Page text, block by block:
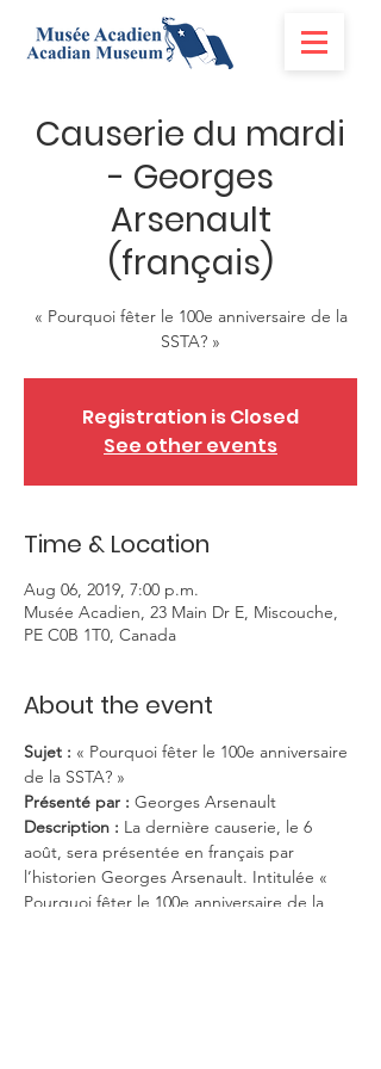
Causerie du mardi
- Georges
Arsenault
(français)
« Pourquoi fêter le 100e anniversaire de la
SSTA? »
Registration is Closed
See other events
Time & Location
Aug 06, 2019, 7:00 p.m.
Musée Acadien, 23 Main Dr E, Miscouche,
PE C0B 1T0, Canada
About the event
Sujet : « Pourquoi fêter le 100e anniversaire
de la SSTA? »
Présenté par : Georges Arsenault
Description : La dernière causerie, le 6
août, sera présentée en français par
l’historien Georges Arsenault. Intitulée «
Pourquoi fêter le 100e anniversaire de la